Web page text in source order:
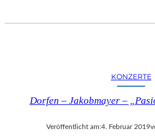
KONZERTE
Dorfen – Jakobmayer –
Veröffentlicht am:4. Februar 2019